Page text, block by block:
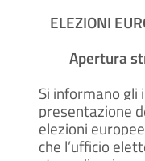
ELEZIONI
Apertura
Si informano
presentazione
elezioni
che l’ufficio